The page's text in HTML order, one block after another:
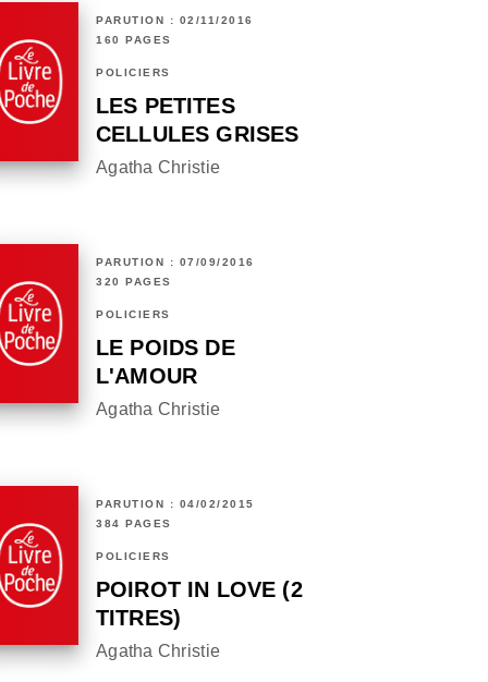
PARUTION : 02/11/2016
160 PAGES
POLICIERS
LES PETITES
CELLULES GRISES
Agatha Christie
PARUTION : 07/09/2016
320 PAGES
POLICIERS
LE POIDS DE
L'AMOUR
Agatha Christie
PARUTION : 04/02/2015
384 PAGES
POLICIERS
POIROT IN LOVE (2
TITRES)
Agatha Christie